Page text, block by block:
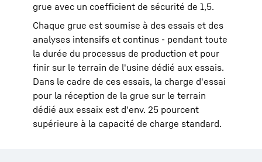
grue avec un coefficient de sécurité de 1,5.
Chaque grue est soumise à des essais et des
analyses intensifs et continus - pendant toute
la durée du processus de production et pour
finir sur le terrain de l'usine dédié aux essais.
Dans le cadre de ces essais, la charge d'essai
pour la réception de la grue sur le terrain
dédié aux essaix est d'env. 25 pourcent
supérieure à la capacité de charge standard.